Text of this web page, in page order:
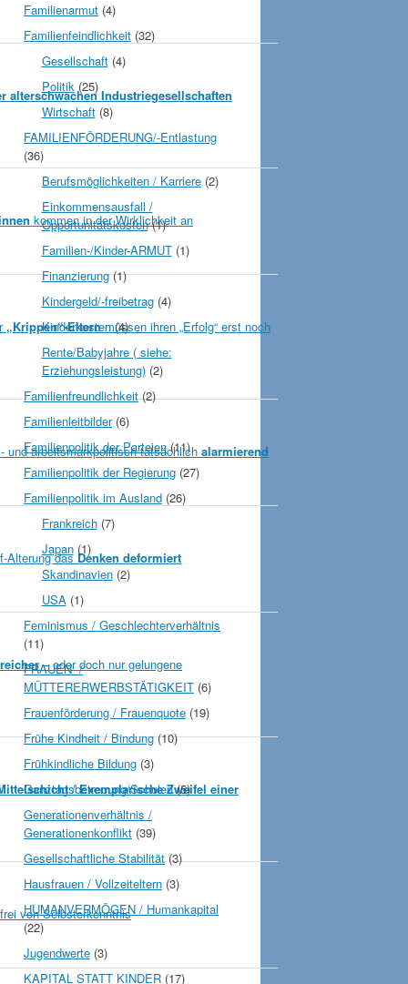
alterschwachen Industriegesellschaften
kommen in der Wirklichkeit an
„Krippen“-Elternmüssen ihren „Erfolg“ erst noch
und arbeitsmarkpolitisch tatsächlich alarmierend
Alterung das Denken deformiert
– oder doch nur gelungene
/Exemplarische Zweifel einer
von Selbsterkenntnis
Familienarmut (4)
Familienfeindlichkeit (32)
Gesellschaft(4)
Politik(25)
Wirtschaft(8)
FAMILIENFÖRDERUNG/-Entlastung
(36)
Berufsmöglichkeiten / Karriere(2)
Einkommensausfall /
Opportunitätskosten(1)
Familien-/Kinder-ARMUT(1)
Finanzierung(1)
Kindergeld/-freibetrag(4)
Kinderkosten(4)
Rente/Babyjahre ( siehe:
Erziehungsleistung)(2)
Familienfreundlichkeit(2)
Familienleitbilder(6)
Familienpolitik der Parteien(11)
Familienpolitik der Regierung (27)
Familienpolitik im Ausland (26)
Frankreich(7)
Japan(1)
Skandinavien(2)
USA(1)
Feminismus / Geschlechterverhältnis
(11)
FRAUEN- /
MÜTTERERWERBSTÄTIGKEIT (6)
Frauenförderung / Frauenquote (19)
Frühe Kindheit / Bindung(10)
Frühkindliche Bildung (3)
Ganztagsbetreuung/Schulen(5)
Generationenverhältnis /
Generationenkonflikt (39)
Gesellschaftliche Stabilität(3)
Hausfrauen / Vollzeiteltern (3)
HUMANVERMÖGEN / Humankapital
(22)
Jugendwerte (3)
KAPITAL STATT KINDER (17)